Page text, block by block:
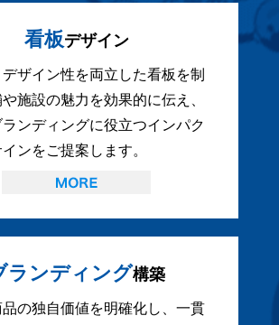
看板デザイン
ザイン性を両立した看板を制
施設の魅力を効果的に伝え、
ンディングに役立つインパク
インをご提案します。
ランディング構築
の独自価値を明確化し、一貫